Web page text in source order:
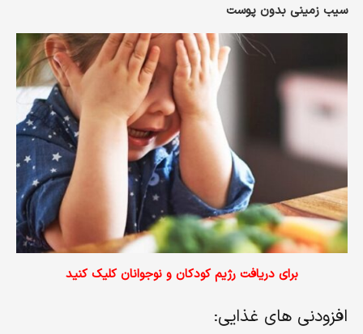
سیب زمینی بدون پوست
برای دریافت رژیم کودکان و نوجوانان کلیک کنید
افزودنی های غذایی: